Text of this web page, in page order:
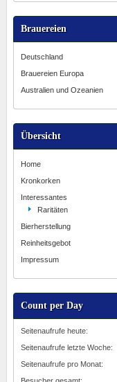
Brauereien
Deutschland
Brauereien Europa
Australien und Ozeanien
Übersicht
Home
Kronkorken
Interessantes
Raritäten
Bierherstellung
Reinheitsgebot
Impressum
Count per Day
Seitenaufrufe heute:
Seitenaufrufe letzte Woche:
Seitenaufrufe pro Monat: